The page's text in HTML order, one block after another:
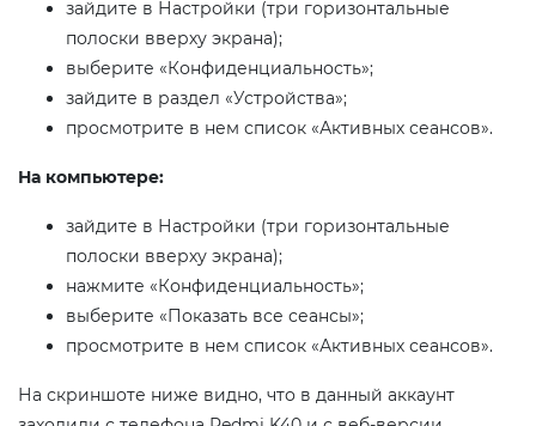
зайдите в Настройки (три горизонтальные
полоски вверху экрана);
выберите «Конфиденциальность»;
зайдите в раздел «Устройства»;
просмотрите в нем список «Активных сеансов».
На компьютере:
зайдите в Настройки (три горизонтальные
полоски вверху экрана);
нажмите «Конфиденциальность»;
выберите «Показать все сеансы»;
просмотрите в нем список «Активных сеансов».
На скриншоте ниже видно, что в данный аккаунт